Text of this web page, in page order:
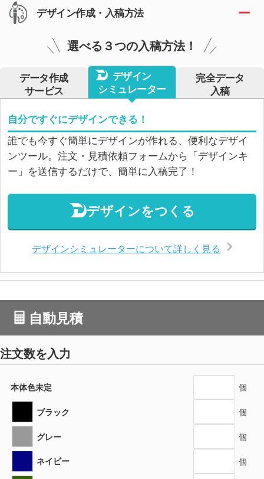
デザイン作成・入稿方法
選べる３つの入稿方法！
データ作成
サービス
デザイン
シミュレーター
完全データ
入稿
自分ですぐにデザインできる！
誰でも今すぐ簡単にデザインが作れる、便利なデザイ
ンツール。注文・見積依頼フォームから「デザインキ
ー」を送信するだけで、簡単に入稿完了！
デザインをつくる
デザインシミュレーターについて詳しく見る
自動見積
注文数を入力
本体色未定 個
ブラック 個
グレー 個
ネイビー 個